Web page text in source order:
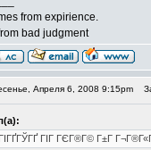
from expirience.
bad judgment
Апреля 6, 2008 9:15pm
ГІГ ГЄГ®Г© Г±Г